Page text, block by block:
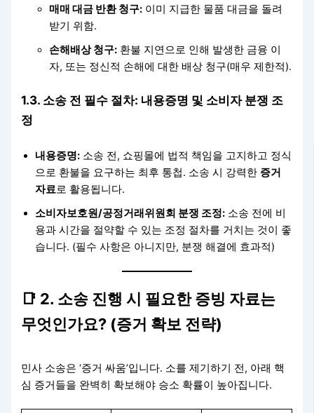
매매 대금 반환 청구: 이미 지급한 물품 대금을 돌려
받기 위함.
손해배상 청구: 환불 지연으로 인해 발생한 금융 이
자, 또는 정신적 손해에 대한 배상 청구(매우 제한적).
1.3. 소송 전 필수 절차: 내용증명 및 소비자 분쟁 조
정
내용증명: 소송 전, 쇼핑몰에 법적 책임을 고지하고 정식
으로 환불을 요구하는 최후 통첩. 소송 시 강력한 증거
자료로 활용됩니다.
소비자보호원/공정거래위원회 분쟁 조정: 소송 전에 비
용과 시간을 절약할 수 있는 조정 절차를 거치는 것이 좋
습니다. (필수 사항은 아니지만, 분쟁 해결에 효과적)
📑 2. 소송 진행 시 필요한 증빙 자료는
무엇인가요? (증거 확보 전략)
민사 소송은 ‘증거 싸움’입니다. 소를 제기하기 전, 아래 핵
심 증거들을 완벽히 확보해야 승소 확률이 높아집니다.